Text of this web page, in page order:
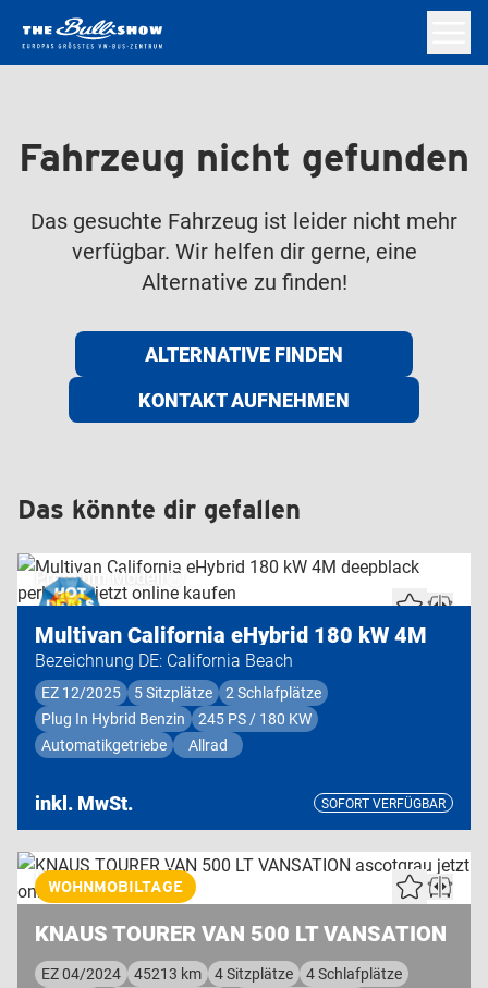
Fahrzeug nicht gefunden
Das gesuchte Fahrzeug ist leider nicht mehr
verfügbar. Wir helfen dir gerne, eine
Alternative zu finden!
ALTERNATIVE FINDEN
KONTAKT AUFNEHMEN
Das könnte dir gefallen
Premium Modell
Multivan California eHybrid 180 kW 4M
Bezeichnung DE: California Beach
EZ 12/2025 5 Sitzplätze
2 Schlafplätze
Plug In Hybrid Benzin
245 PS / 180 KW
Automatikgetriebe
Allrad
inkl. MwSt. SOFORT VERFÜGBAR
Highend Modell
WOHNMOBILTAGE
KNAUS TOURER VAN 500 LT VANSATION
EZ 04/2024 45213 km 4 Sitzplätze
4 Schlafplätze